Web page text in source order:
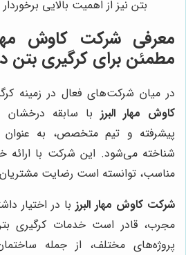
بتن نیز از اهمیت بالایی
معرفی شرکت کاوش مهار
مطمئن برای کرگیری بتن
در میان شرکت‌های فعال در زمینه
کاوش مهار البرز با سابقه درخشان
پیشرفته و تیم متخصص، به عنوان
شناخته می‌شود. این شرکت با
مناسب، توانسته است رضایت
شرکت کاوش مهار البرز با در اختیار
مجرب، قادر است خدمات کرگیری
پروژه‌های مختلف، از جمله